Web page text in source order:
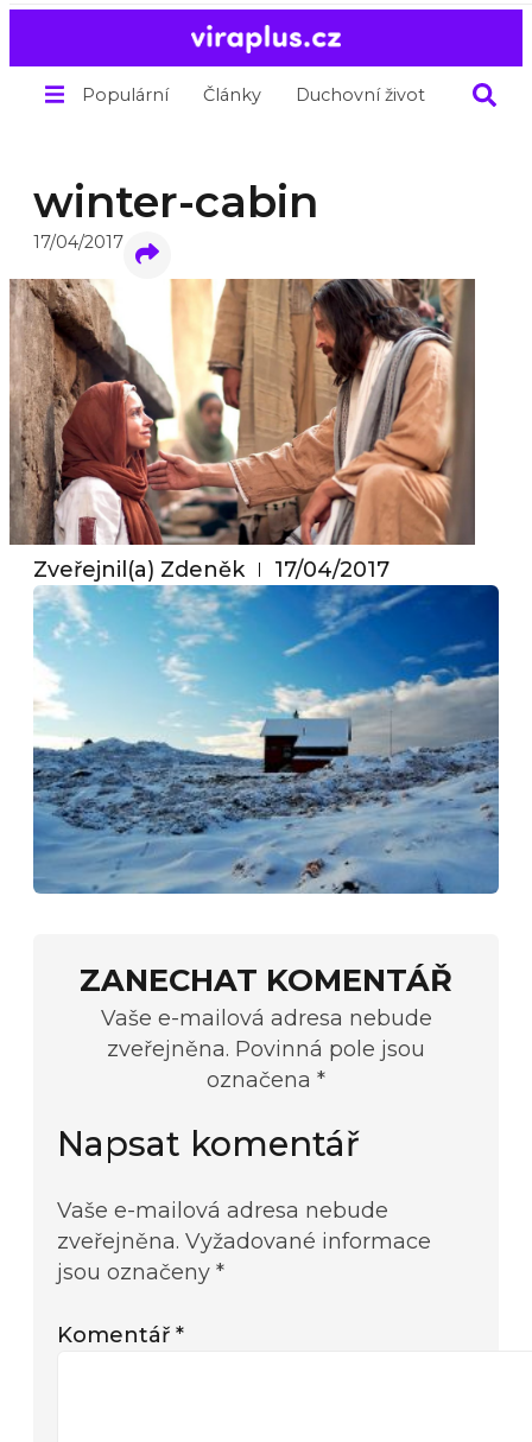
Populární Články Duchovní život O nás
winter-cabin
17/04/2017
Zveřejnil(a) Zdeněk 17/04/2017
ZANECHAT KOMENTÁŘ
Vaše e-mailová adresa nebude
zveřejněna. Povinná pole jsou
označena *
Napsat komentář
Vaše e-mailová adresa nebude
zveřejněna. Vyžadované informace
jsou označeny *
Komentář *